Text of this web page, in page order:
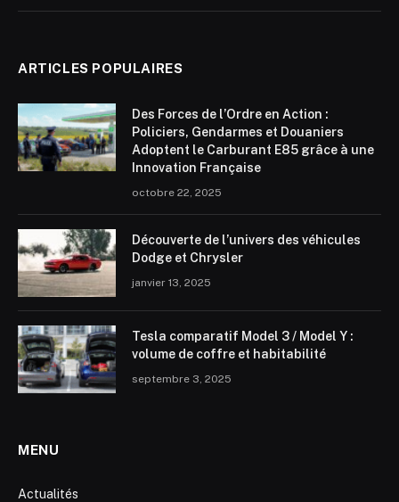
ARTICLES POPULAIRES
Des Forces de l’Ordre en Action :
Policiers, Gendarmes et Douaniers
Adoptent le Carburant E85 grâce à une
Innovation Française
octobre 22, 2025
Découverte de l’univers des véhicules
Dodge et Chrysler
janvier 13, 2025
Tesla comparatif Model 3 / Model Y :
volume de coffre et habitabilité
septembre 3, 2025
MENU
Actualités